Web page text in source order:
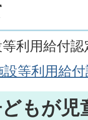
利用給付
等利用給
もが児